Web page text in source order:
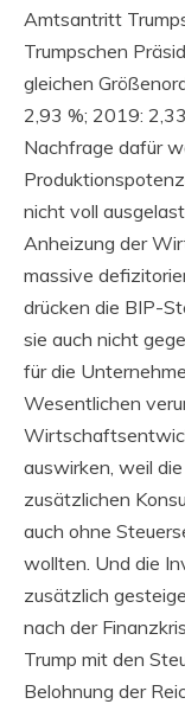
Amtsantritt
Trumpschen
gleichen
2,93 %; 2019:
Nachfrage dafür
nicht voll
Anheizung der
massive
drücken die BIP-
sie auch nicht
für die
Wesentlichen
auswirken, weil
zusätzlichen
auch ohne
wollten. Und die
zusätzlich
nach der
Trump mit den
Belohnung der